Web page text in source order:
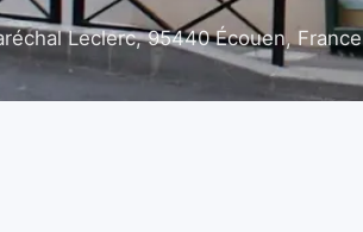
Leclerc, 95440 Écouen, France